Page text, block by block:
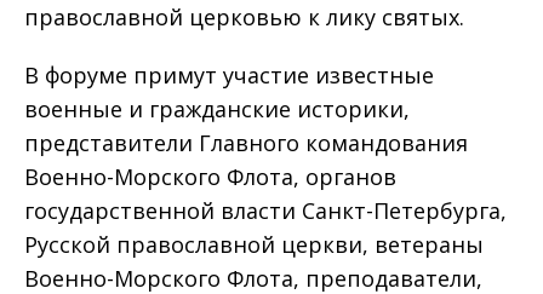
православной церковью к лику святых.
В форуме примут участие известные
военные и гражданские историки,
представители Главного командования
Военно-Морского Флота, органов
государственной власти Санкт-Петербурга,
Русской православной церкви, ветераны
Военно-Морского Флота, преподаватели,